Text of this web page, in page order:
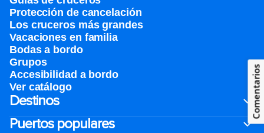
Protección de cancelación
Los cruceros más grandes
Vacaciones en familia
Bodas a bordo
Grupos
Accesibilidad a bordo
Ver catálogo
Destinos
Puertos populares
Comentarios